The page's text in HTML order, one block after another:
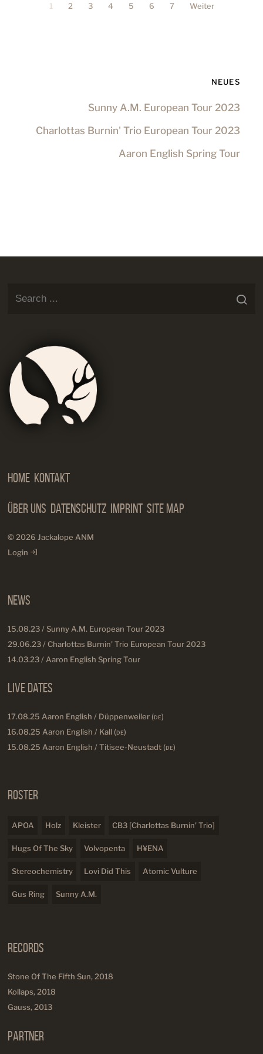
1 2 3 4 5 6 7 Weiter
NEUES
Sunny A.M. European Tour 2023
Charlottas Burnin' Trio European Tour 2023
Aaron English Spring Tour
Home Kontakt
Über Uns Datenschutz Imprint Site Map
© 2026 Jackalope ANM
Login
News
15.08.23 / Sunny A.M. European Tour 2023
29.06.23 / Charlottas Burnin' Trio European Tour 2023
14.03.23 / Aaron English Spring Tour
Live Dates
17.08.25 Aaron English / Düppenweiler (DE)
16.08.25 Aaron English / Kall (DE)
15.08.25 Aaron English / Titisee-Neustadt (DE)
Roster
APOA Holz Kleister CB3 [Charlottas Burnin' Trio]
Hugs Of The Sky Volvopenta H¥ENA
Stereochemistry Lovi Did This Atomic Vulture
Gus Ring Sunny A.M.
Records
Stone Of The Fifth Sun, 2018
Kollaps, 2018
Gauss, 2013
Partner